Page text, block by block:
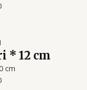
* 12 cm
cm